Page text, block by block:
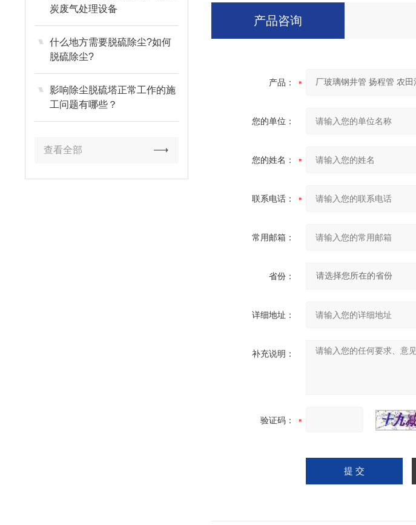
炭废气处理设备
什么地方需要脱硫除尘?如何
脱硫除尘?
影响除尘脱硫塔正常工作的施
工问题有哪些？
查看全部
产品咨询
产品：
您的单位：
您的姓名：
联系电话：
常用邮箱：
省份：
详细地址：
补充说明：
验证码：